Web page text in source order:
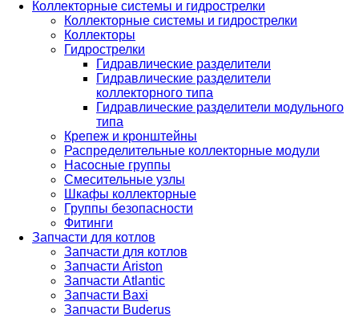
Коллекторные системы и гидрострелки
Коллекторные системы и гидрострелки
Коллекторы
Гидрострелки
Гидравлические разделители
Гидравлические разделители
коллекторного типа
Гидравлические разделители модульного
типа
Крепеж и кронштейны
Распределительные коллекторные модули
Насосные группы
Смесительные узлы
Шкафы коллекторные
Группы безопасности
Фитинги
Запчасти для котлов
Запчасти для котлов
Запчасти Ariston
Запчасти Atlantic
Запчасти Baxi
Запчасти Buderus